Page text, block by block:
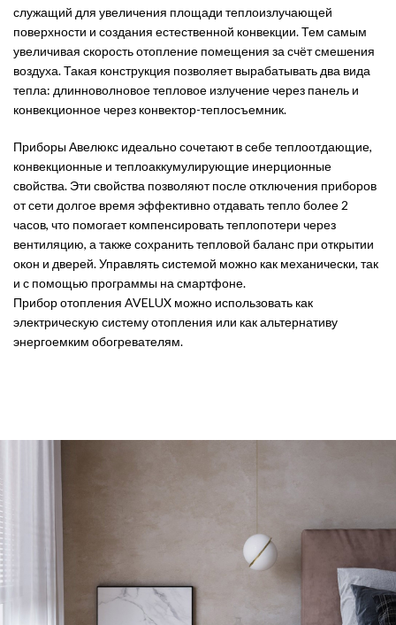
служащий для увеличения площади теплоизлучающей
поверхности и создания естественной конвекции. Тем самым
увеличивая скорость отопление помещения за счёт смешения
воздуха. Такая конструкция позволяет вырабатывать два вида
тепла: длинноволновое тепловое излучение через панель и
конвекционное через конвектор-теплосъемник.
Приборы Авелюкс идеально сочетают в себе теплоотдающие,
конвекционные и теплоаккумулирующие инерционные
свойства. Эти свойства позволяют после отключения приборов
от сети долгое время эффективно отдавать тепло более 2
часов, что помогает компенсировать теплопотери через
вентиляцию, а также сохранить тепловой баланс при открытии
окон и дверей. Управлять системой можно как механически, так
и с помощью программы на смартфоне.
Прибор отопления AVELUX можно использовать как
электрическую систему отопления или как альтернативу
энергоемким обогревателям.